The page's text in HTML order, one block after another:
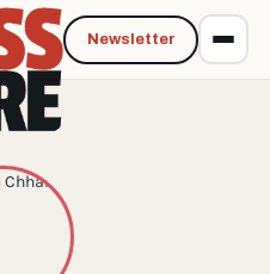
Newsletter